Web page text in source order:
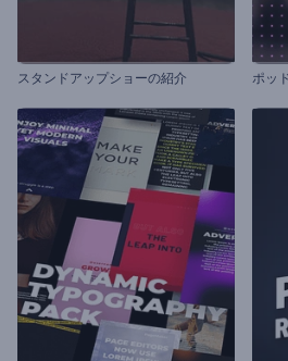
スタンドアップショーの紹介